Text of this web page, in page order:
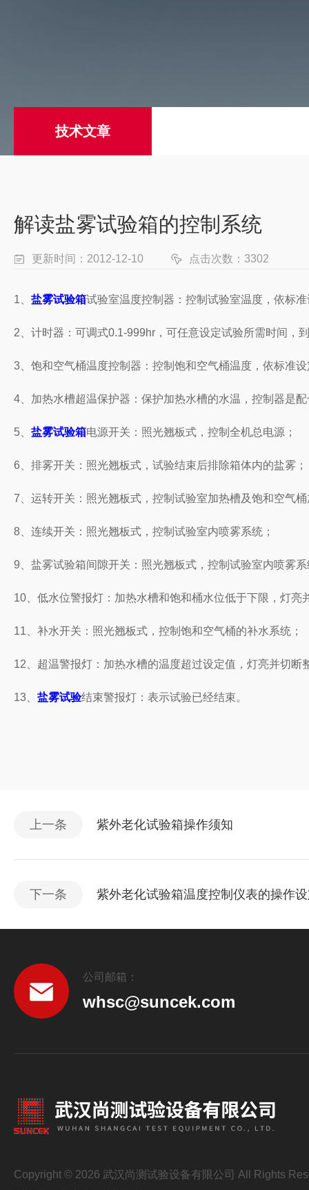
技术文章
解读盐雾试验箱的控制系统
更新时间：2012-12-10 点击次数：3302
1、 盐雾试验箱试验室温度控制器：控制试验室温度，依标
2、计时器：可调式0.1-999hr，可任意设定试验所需时间，
3、饱和空气桶温度控制器：控制饱和空气桶温度，依标准
4、加热水槽超温保护器：保护加热水槽的水温，控制器是
5、 盐雾试验箱电源开关：照光翘板式，控制全机总电源；
6、排雾开关：照光翘板式，试验结束后排除箱体内的盐雾；
7、运转开关：照光翘板式，控制试验室加热槽及饱和空气
8、连续开关：照光翘板式，控制试验室内喷雾系统；
9、盐雾试验箱间隙开关：照光翘板式，控制试验室内喷雾
10、低水位警报灯：加热水槽和饱和桶水位低于下限，灯亮
11、补水开关：照光翘板式，控制饱和空气桶的补水系统；
12、超温警报灯：加热水槽的温度超过设定值，灯亮并切断
13、 盐雾试验结束警报灯：表示试验已经结束。
上一条 紫外老化试验箱操作须知
下一条 紫外老化试验箱温度控制仪表的操作
公司邮箱：
whsc@suncek.com
Copyright © 2026 武汉尚测试验设备有限公司 All Rights